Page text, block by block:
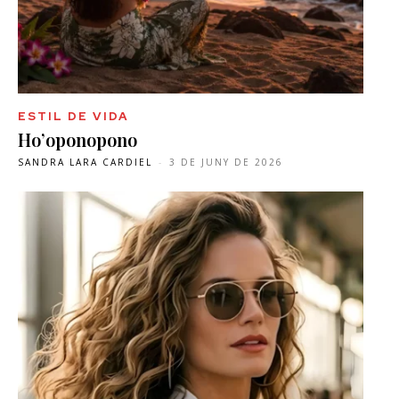
ESTIL DE VIDA
Ho’oponopono
SANDRA LARA CARDIEL - 3 DE JUNY DE 2026